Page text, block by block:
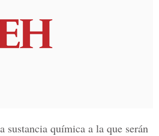
sustancia química a la que serán